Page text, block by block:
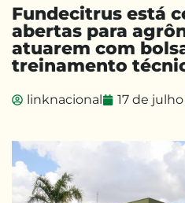
linknacional 17 de
Fundecitrus está
abertas para
atuarem com
treinamento